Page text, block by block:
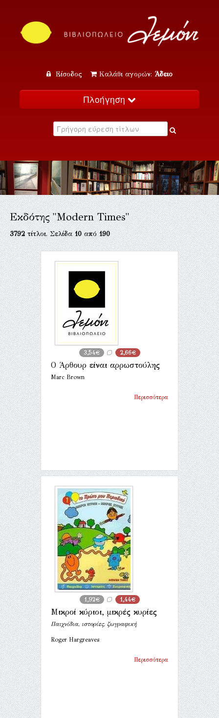
Είσοδος Καλάθι αγορών: Άδειο
Πλοήγηση
Κατάλογος
Εκδηλώσεις
Επικοινωνία
Εκδότης "Modern Times"
3792τίτλοι. Σελίδα 10από190
3,54€ 2,66€
Ο Άρθουρ είναι αρρωστούλης
Marc Brown
Περισσότερα
1,92€ 1,44€
Μικροί κύριοι, μικρές κυρίες
Παιχνίδια, ιστορίες, ζωγραφική
Roger Hargreaves
Περισσότερα